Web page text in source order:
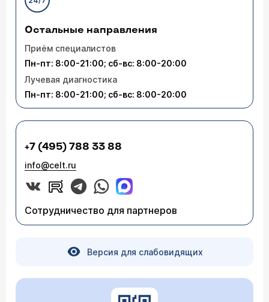
Остальные направления
Приём специалистов
Пн-пт: 8:00-21:00; сб-вс: 8:00-20:00
Лучевая диагностика
Пн-пт: 8:00-21:00; сб-вс: 8:00-20:00
+7 (495) 788 33 88
info@celt.ru
Сотрудничество для партнеров
Версия для слабовидящих